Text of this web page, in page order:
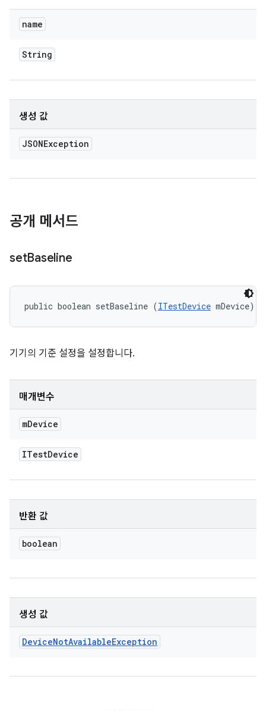
name
String
생성 값
JSONException
공개 메서드
setBaseline
public boolean setBaseline (ITestDevice mDevice)
기기의 기준 설정을 설정합니다.
매개변수
mDevice
ITestDevice
반환 값
boolean
생성 값
DeviceNotAvailableException